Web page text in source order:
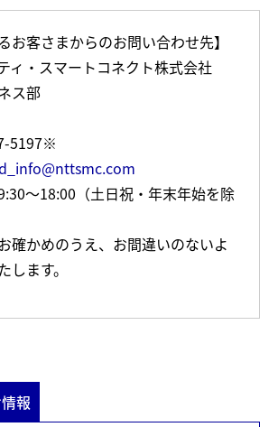
お客さまからのお問い合わせ先】
ィ・スマートコネクト株式会社
ス部
5197※
～18:00（土日祝・年末年始を除
確かめのうえ、お間違いのないよ
します。
報